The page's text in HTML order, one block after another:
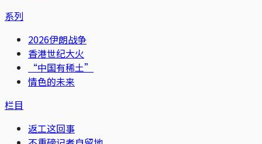
系列
2026伊朗战争
香港世纪大火
“中国有稀土”
情色的未来
栏目
返工这回事